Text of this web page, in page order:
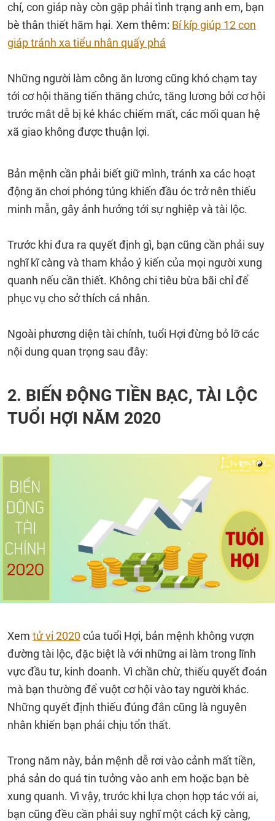
chí, con giáp này còn gặp phải tình trạng anh em, bạn
bè thân thiết hãm hại. Xem thêm: Bí kíp giúp 12 con
giáp tránh xa tiểu nhân quấy phá
Những người làm công ăn lương cũng khó chạm tay
tới cơ hội thăng tiến thăng chức, tăng lương bởi cơ hội
trước mắt dễ bị kẻ khác chiếm mất, các mối quan hệ
xã giao không được thuận lợi.
Bản mệnh cần phải biết giữ mình, tránh xa các hoạt
động ăn chơi phóng túng khiến đầu óc trở nên thiếu
minh mẫn, gây ảnh hưởng tới sự nghiệp và tài lộc.
Trước khi đưa ra quyết định gì, bạn cũng cần phải suy
nghĩ kĩ càng và tham khảo ý kiến của mọi người xung
quanh nếu cần thiết. Không chi tiêu bừa bãi chỉ để
phục vụ cho sở thích cá nhân.
Ngoài phương diện tài chính, tuổi Hợi đừng bỏ lỡ các
nội dung quan trọng sau đây:
2. BIẾN ĐỘNG TIỀN BẠC, TÀI LỘC
TUỔI HỢI NĂM 2020
Xem tử vi 2020của tuổi Hợi, bản mệnh không vượn
đường tài lộc, đặc biệt là với những ai làm trong lĩnh
vực đầu tư, kinh doanh. Vì chần chừ, thiếu quyết đoán
mà bạn thường để vuột cơ hội vào tay người khác.
Những quyết định thiếu đúng đắn cũng là nguyên
nhân khiến bạn phải chịu tổn thất.
Trong năm này, bản mệnh dễ rơi vào cảnh mất tiền,
phá sản do quá tin tưởng vào anh em hoặc bạn bè
xung quanh. Vì vậy, trước khi lựa chọn hợp tác với ai,
bạn cũng đều cần phải suy nghĩ một cách kỹ càng,